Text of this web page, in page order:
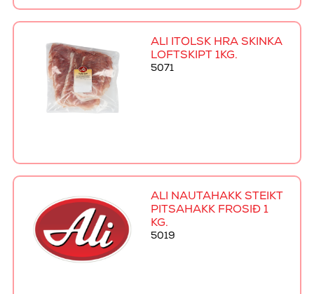
ALI ÍTÖLSK HRÁ SKINKA
LOFTSKIPT 1KG.
5071
ALI NAUTAHAKK STEIKT
PITSAHAKK FROSIÐ 1
KG.
5019